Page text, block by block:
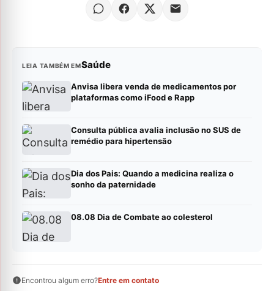
LEIA TAMBÉM EMSaúde
Anvisa libera venda de medicamentos por
plataformas como iFood e Rapp
Consulta pública avalia inclusão no SUS de
remédio para hipertensão
Dia dos Pais: Quando a medicina realiza o
sonho da paternidade
08.08 Dia de Combate ao colesterol
Encontrou algum erro?Entre em contato